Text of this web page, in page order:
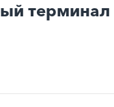
терминал